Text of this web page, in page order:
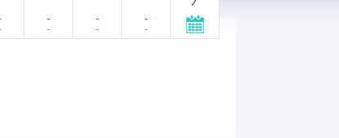
-
-
-
-
-
-